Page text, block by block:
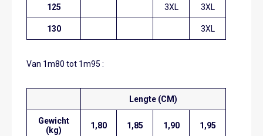
125 3XL 3XL
130 3XL
Van 1m80 tot 1m95 :
Lengte (CM)
Gewicht
(kg)
1,80 1,85 1,90 1,95